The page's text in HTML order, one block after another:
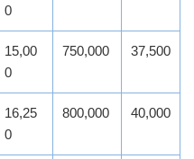
0
15,00
0
750,000 37,500
16,25
0
800,000 40,000